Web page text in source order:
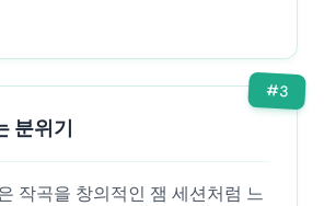
#3
분위기
작곡을 창의적인 잼 세션처럼 느